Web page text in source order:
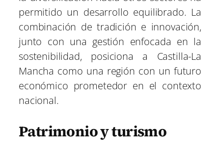
permitido un desarrollo equilibrado. La
combinación de tradición e innovación,
junto con una gestión enfocada en la
sostenibilidad, posiciona a Castilla-La
Mancha como una región con un futuro
económico prometedor en el contexto
nacional.
Patrimonio y turismo